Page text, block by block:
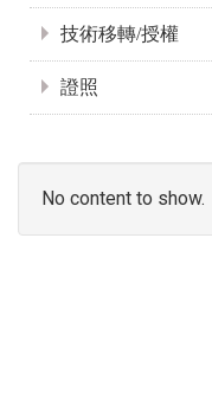
技術移轉/授權
證照
No content to show.